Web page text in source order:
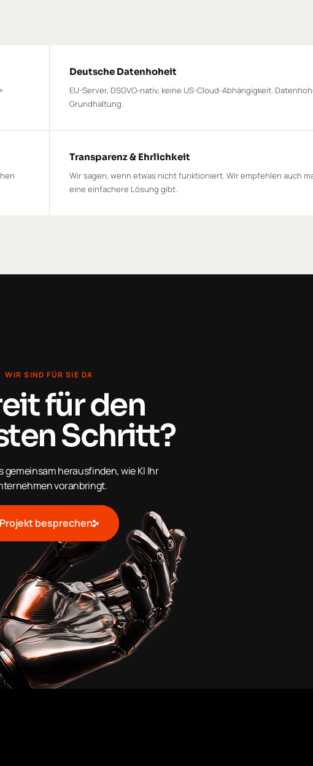
Deutsche Datenhoheit
EU-Server, DSGVO-nativ, keine US-Cloud-Abhängigkeit.
Grundhaltung.
Transparenz & Ehrlichkeit
Wir sagen, wenn etwas nicht funktioniert. Wir empfehlen auch
eine einfachere Lösung gibt.
WIR SIND FÜR SIE DA
für den
Schritt?
gemeinsam herausfinden, wie KI Ihr
voranbringt.
Projekt besprechen